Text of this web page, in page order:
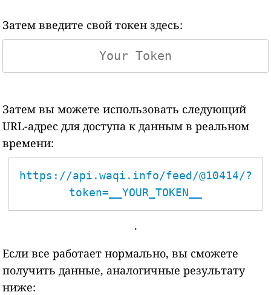
Затем введите свой токен здесь:
Затем вы можете использовать следующий
URL-адрес для доступа к данным в реальном
времени:
https://api.waqi.info/feed/@10414/?
token=__YOUR_TOKEN__
.
Если все работает нормально, вы сможете
получить данные, аналогичные результату
ниже: